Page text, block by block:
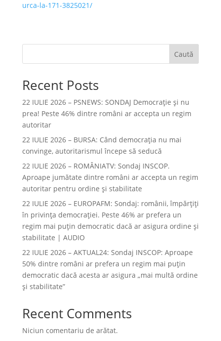
urca-la-171-3825021/
Caută
Recent Posts
22 IULIE 2026 – PSNEWS: SONDAJ Democrație și nu
prea! Peste 46% dintre români ar accepta un regim
autoritar
22 IULIE 2026 – BURSA: Când democraţia nu mai
convinge, autoritarismul începe să seducă
22 IULIE 2026 – ROMÂNIATV: Sondaj INSCOP.
Aproape jumătate dintre români ar accepta un regim
autoritar pentru ordine și stabilitate
22 IULIE 2026 – EUROPAFM: Sondaj: românii, împărțiți
în privința democrației. Peste 46% ar prefera un
regim mai puțin democratic dacă ar asigura ordine și
stabilitate | AUDIO
22 IULIE 2026 – AKTUAL24: Sondaj INSCOP: Aproape
50% dintre români ar prefera un regim mai puțin
democratic dacă acesta ar asigura „mai multă ordine
și stabilitate”
Recent Comments
Niciun comentariu de arătat.